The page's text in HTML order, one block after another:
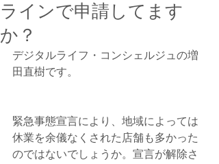
ラインで申請してます
か？
デジタルライフ・コンシェルジュの増
田直樹です。
緊急事態宣言により、地域によっては
休業を余儀なくされた店舗も多かった
のではないでしょうか。宣言が解除さ